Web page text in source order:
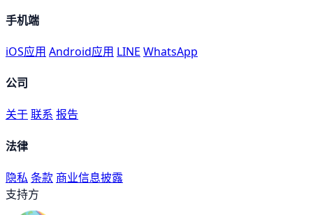
手机端
iOS应用 Android应用 LINE WhatsApp
公司
关于联系 报告
法律
隐私 条款 商业信息披露
支持方